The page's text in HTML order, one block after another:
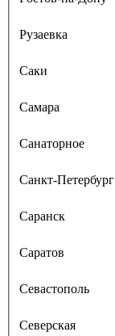
Рузаевка
Саки
Самара
Санаторное
Санкт-Петербург
Саранск
Саратов
Севастополь
Северская